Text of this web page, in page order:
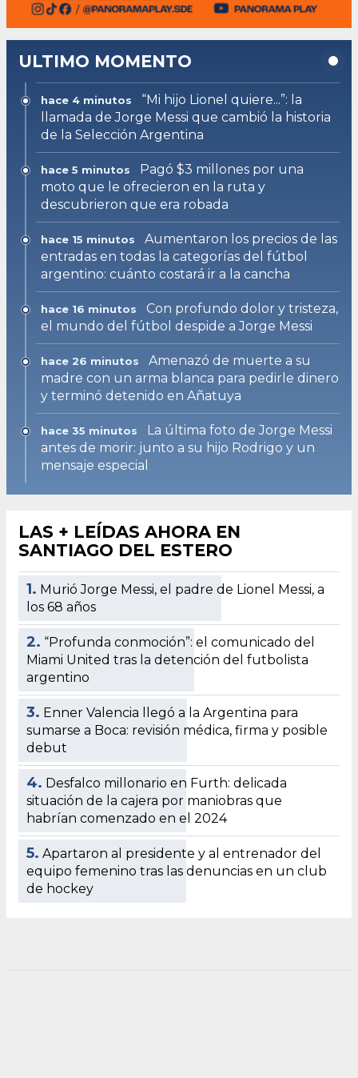
ULTIMO MOMENTO
hace 4 minutos
“Mi hijo Lionel quiere...”: la
llamada de Jorge Messi que cambió la historia
de la Selección Argentina
hace 5 minutos
Pagó $3 millones por una
moto que le ofrecieron en la ruta y
descubrieron que era robada
hace 15 minutos
Aumentaron los precios de las
entradas en todas la categorías del fútbol
argentino: cuánto costará ir a la cancha
hace 16 minutos
Con profundo dolor y tristeza,
el mundo del fútbol despide a Jorge Messi
hace 26 minutos
Amenazó de muerte a su
madre con un arma blanca para pedirle dinero
y terminó detenido en Añatuya
hace 35 minutos
La última foto de Jorge Messi
antes de morir: junto a su hijo Rodrigo y un
mensaje especial
LAS + LEÍDAS AHORA EN
SANTIAGO DEL ESTERO
1. Murió Jorge Messi, el padre de Lionel Messi, a
los 68 años
2. “Profunda conmoción”: el comunicado del
Miami United tras la detención del futbolista
argentino
3. Enner Valencia llegó a la Argentina para
sumarse a Boca: revisión médica, firma y posible
debut
4. Desfalco millonario en Furth: delicada
situación de la cajera por maniobras que
habrían comenzado en el 2024
5. Apartaron al presidente y al entrenador del
equipo femenino tras las denuncias en un club
de hockey